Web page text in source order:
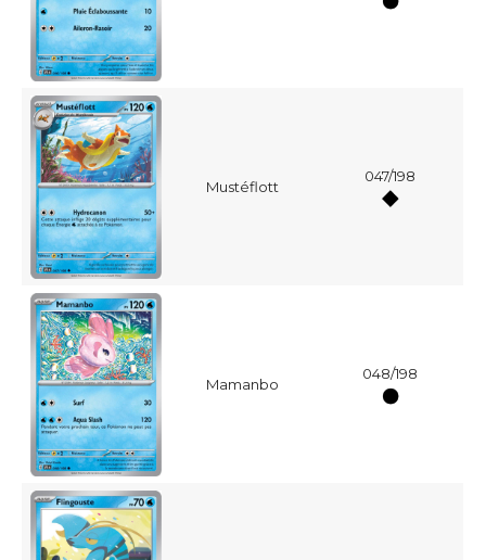
Mustéflott
047/198
Mamanbo
048/198